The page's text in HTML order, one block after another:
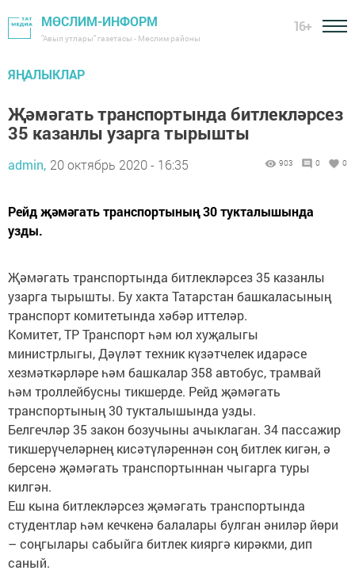
МӨСЛИМ-ИНФОРМ
"Авыл утлары" газетасы - Мөслим районы
16+
ЯҢАЛЫКЛАР
Җәмәгать транспортында битлекләрсез
35 казанлы узарга тырышты
admin, 20 октябрь 2020 - 16:35 903 0 0
Рейд җәмәгать транспортының 30 тукталышында
узды.
Җәмәгать транспортында битлекләрсез 35 казанлы
узарга тырышты. Бу хакта Татарстан башкаласының
транспорт комитетында хәбәр иттеләр.
Комитет, ТР Транспорт һәм юл хуҗалыгы
министрлыгы, Дәүләт техник күзәтчелек идарәсе
хезмәткәрләре һәм башкалар 358 автобус, трамвай
һәм троллейбусны тикшерде. Рейд җәмәгать
транспортының 30 тукталышында узды.
Белгечләр 35 закон бозучыны ачыклаган. 34 пассажир
тикшерүчеләрнең кисәтүләреннән соң битлек кигән, ә
берсенә җәмәгать транспортыннан чыгарга туры
килгән.
Еш кына битлекләрсез җәмәгать транспортында
студентлар һәм кечкенә балалары булган әниләр йөри
– соңгылары сабыйга битлек кияргә кирәкми, дип
саный.